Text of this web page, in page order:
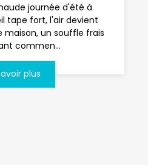
journée d'été à
tape fort, l'air devient
maison, un souffle frais
commen...
plus